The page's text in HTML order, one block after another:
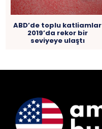
ABD’de toplu katliamlar
2019’da rekor bir
seviyeye ulaştı